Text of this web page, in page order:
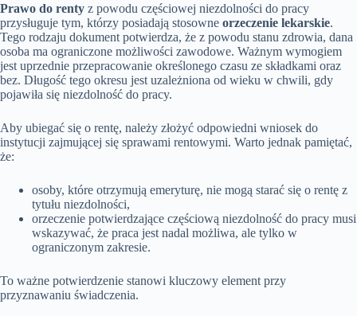
Prawo do renty z powodu częściowej niezdolności do pracy
przysługuje tym, którzy posiadają stosowne orzeczenie lekarskie.
Tego rodzaju dokument potwierdza, że z powodu stanu zdrowia, dana
osoba ma ograniczone możliwości zawodowe. Ważnym wymogiem
jest uprzednie przepracowanie określonego czasu ze składkami oraz
bez. Długość tego okresu jest uzależniona od wieku w chwili, gdy
pojawiła się niezdolność do pracy.
Aby ubiegać się o rentę, należy złożyć odpowiedni wniosek do
instytucji zajmującej się sprawami rentowymi. Warto jednak pamiętać,
że:
osoby, które otrzymują emeryturę, nie mogą starać się o rentę z
tytułu niezdolności,
orzeczenie potwierdzające częściową niezdolność do pracy musi
wskazywać, że praca jest nadal możliwa, ale tylko w
ograniczonym zakresie.
To ważne potwierdzenie stanowi kluczowy element przy
przyznawaniu świadczenia.